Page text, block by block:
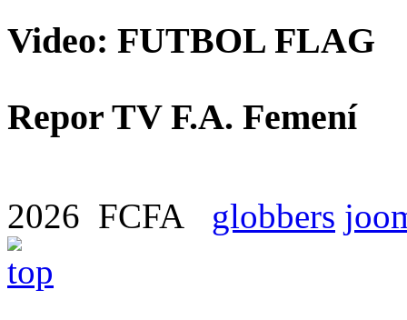
Video: FUTBOL FLAG
Repor TV F.A. Femení
2026 FCFA globbers